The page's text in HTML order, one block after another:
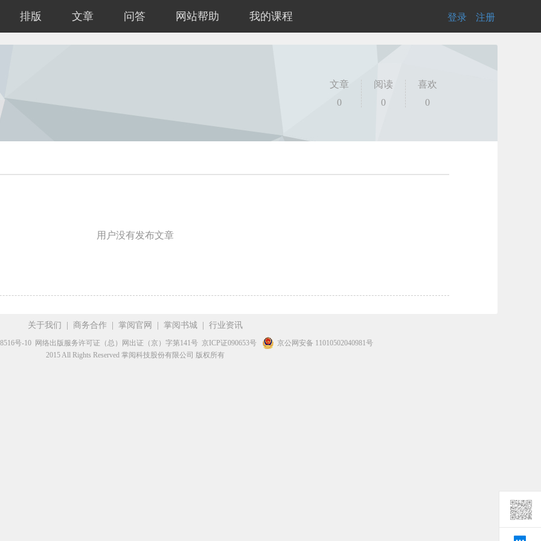
注册
登录
排版 文章 问答 网站帮助 我的课程
喜欢
0
阅读
0
文章
0
用户没有发布文章
关于我们 商务合作 掌阅官网 掌阅书城 行业资讯
号-10 网络出版服务许可证（总）网出证（京）字第141号 京ICP证090653号
京公网安备 11010502040981号
2015 All Rights Reserved 掌阅科技股份有限公司 版权所有